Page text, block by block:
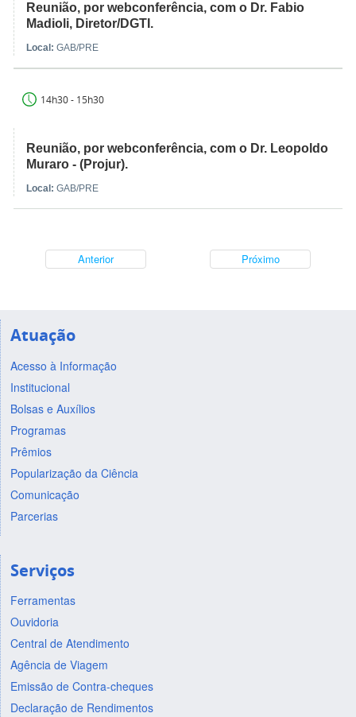
Reunião, por webconferência, com o Dr. Fabio
Madioli, Diretor/DGTI.
Local: GAB/PRE
14h30 - 15h30
Reunião, por webconferência, com o Dr. Leopoldo
Muraro - (Projur).
Local: GAB/PRE
Anterior Próximo
Atuação
Acesso à Informação
Institucional
Bolsas e Auxílios
Programas
Prêmios
Popularização da Ciência
Comunicação
Parcerias
Serviços
Ferramentas
Ouvidoria
Central de Atendimento
Agência de Viagem
Emissão de Contra-cheques
Declaração de Rendimentos